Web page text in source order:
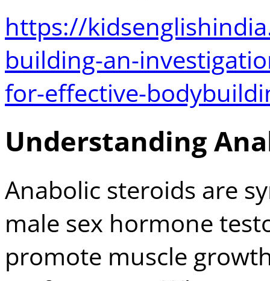
https://
building-an-
for-effective-
Understanding
Anabolic steroids are
male sex hormone
promote muscle